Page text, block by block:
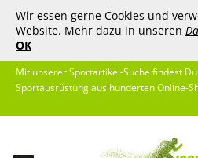
Wir essen gerne Cookies und
Website. Mehr dazu in unseren
OK
Mit unserer Sportartikel-Suche findest
Sportausrüstung aus hunderten Online-